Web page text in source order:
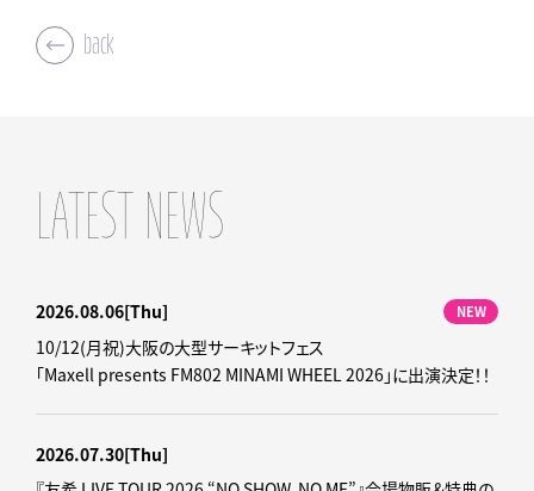
back
LATEST NEWS
2026.08.06[Thu] NEW
10/12(月祝)大阪の大型サーキットフェス
「Maxell presents FM802 MINAMI WHEEL 2026」に出演決定！！
2026.07.30[Thu]